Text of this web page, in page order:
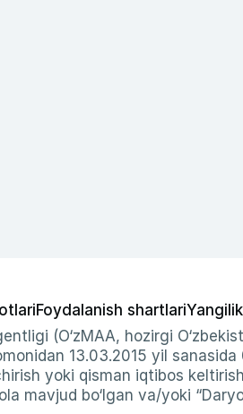
Foydalanish shartlari
(O‘zMAA, hozirgi
13.03.2015 yil
yoki qisman iqtibos
mavjud bo‘lgan va/yoki